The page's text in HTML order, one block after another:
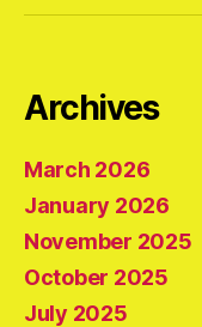
Archives
March 2026
January 2026
November 2025
October 2025
July 2025